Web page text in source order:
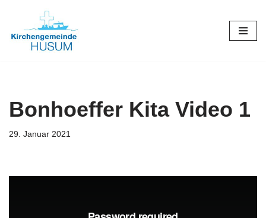
Zum
Bonhoeffer Kita Video 1
29. Januar 2021